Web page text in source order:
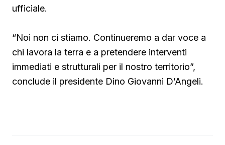
ufficiale.
“Noi non ci stiamo. Continueremo a dar voce a
chi lavora la terra e a pretendere interventi
immediati e strutturali per il nostro territorio”,
conclude il presidente Dino Giovanni D’Angeli.